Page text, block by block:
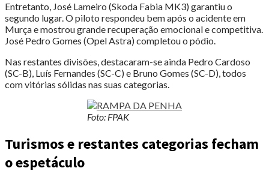
Entretanto, José Lameiro (Skoda Fabia MK3) garantiu o
segundo lugar. O piloto respondeu bem após o acidente em
Murça e mostrou grande recuperação emocional e competitiva.
José Pedro Gomes (Opel Astra) completou o pódio.
Nas restantes divisões, destacaram-se ainda Pedro Cardoso
(SC-B), Luís Fernandes (SC-C) e Bruno Gomes (SC-D), todos
com vitórias sólidas nas suas categorias.
Foto: FPAK
Turismos e restantes categorias fecham
o espetáculo